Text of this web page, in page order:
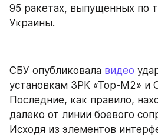
95 ракетах, выпущенных по
Украины.
СБУ опубликовала видео
установкам ЗРК «Тор-М2» и
Последние, как правило,
далеко от линии боевого
Исходя из элементов